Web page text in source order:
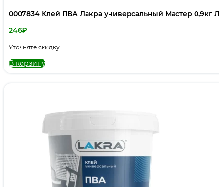
0007834 Клей ПВА Лакра универсальный Мастер 0,9кг
246₽
Уточняте скидку
В корзину